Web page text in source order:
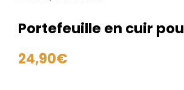
Portefeuille en cuir
24,90€